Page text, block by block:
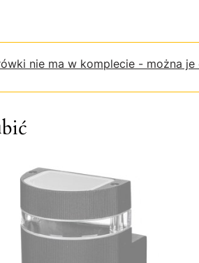
nie ma w komplecie - można je